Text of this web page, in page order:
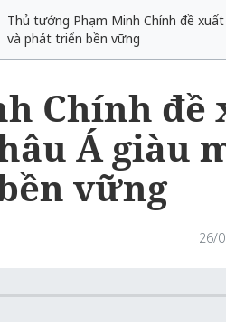
Thủ tướng Phạm Minh Chính đề
và phát triển bền vững
Chính đề
Á giàu
vững
26/